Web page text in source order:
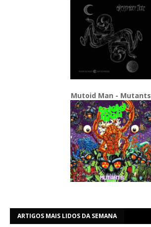
Mutoid Man - Mutants
ARTIGOS MAIS LIDOS DA SEMANA